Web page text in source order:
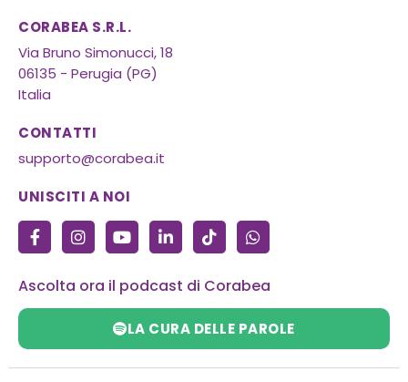
CORABEA S.R.L.
Via Bruno Simonucci, 18
06135 - Perugia (PG)
Italia
CONTATTI
supporto@corabea.it
UNISCITI A NOI
F
a
c
b
o
-
f
I
n
s
a
g
m
Y
o
u
u
b
e
L
i
n
e
d
i
n
-
i
T
i
k
o
k
W
h
a
s
a
p
p
Ascolta ora il podcast di Corabea
LA CURA DELLE PAROLE